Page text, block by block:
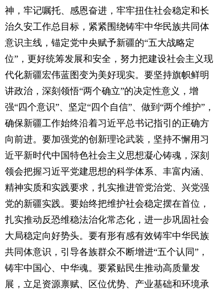
神，牢记嘱托、感恩奋进，牢牢扭住社会稳定和长
治久安工作总目标，紧紧围绕铸牢中华民族共同体
意识主线，锚定党中央赋予新疆的“五大战略定
位”，更好统筹发展和安全，努力把建设社会主义现
代化新疆宏伟蓝图变为美好现实。要坚持旗帜鲜明
讲政治，深刻领悟“两个确立”的决定性意义，增
强“四个意识”、坚定“四个自信”、做到“两个维护”，
确保新疆工作始终沿着习近平总书记指引的正确方
向前进。要加强党的创新理论武装，坚持不懈用习
近平新时代中国特色社会主义思想凝心铸魂，深刻
领会把握习近平党建思想的科学体系、丰富内涵、
精神实质和实践要求，扎实推进管党治党、兴党强
党的新疆实践。要始终把维护社会稳定摆在首位，
扎实推动反恐维稳法治化常态化，进一步巩固社会
大局稳定向好势头。要有形有感有效铸牢中华民族
共同体意识，引导各族群众不断增进“五个认同”，
铸牢中国心、中华魂。要紧贴民生推动高质量发
展，立足资源禀赋、区位优势、产业基础和环境承